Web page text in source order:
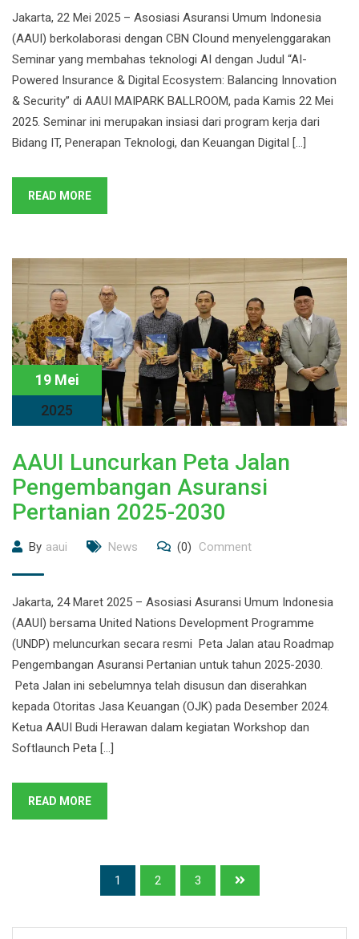
Jakarta, 22 Mei 2025 – Asosiasi Asuransi Umum Indonesia
(AAUI) berkolaborasi dengan CBN Clound menyelenggarakan
Seminar yang membahas teknologi AI dengan Judul “AI-
Powered Insurance & Digital Ecosystem: Balancing Innovation
& Security” di AAUI MAIPARK BALLROOM, pada Kamis 22 Mei
2025. Seminar ini merupakan insiasi dari program kerja dari
Bidang IT, Penerapan Teknologi, dan Keuangan Digital […]
READ MORE
19 Mei
2025
AAUI Luncurkan Peta Jalan
Pengembangan Asuransi
Pertanian 2025-2030
By aaui News (0) Comment
Jakarta, 24 Maret 2025 – Asosiasi Asuransi Umum Indonesia
(AAUI) bersama United Nations Development Programme
(UNDP) meluncurkan secara resmi Peta Jalan atau Roadmap
Pengembangan Asuransi Pertanian untuk tahun 2025-2030.
Peta Jalan ini sebelumnya telah disusun dan diserahkan
kepada Otoritas Jasa Keuangan (OJK) pada Desember 2024.
Ketua AAUI Budi Herawan dalam kegiatan Workshop dan
Softlaunch Peta […]
READ MORE
1 2 3